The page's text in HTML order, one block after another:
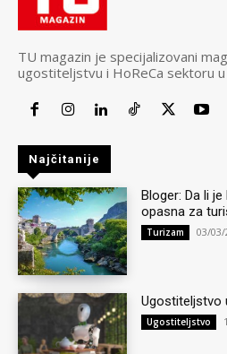
TU magazin je specijalizovani
ugostiteljstvu i HoReCa sektoru u
Najčitanije
Bloger: Da li
opasna za
Turizam 03/03/
Ugostiteljstvo
Ugostiteljstvo